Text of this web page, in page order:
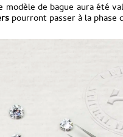
modèle de bague aura été
pourront passer à la phase